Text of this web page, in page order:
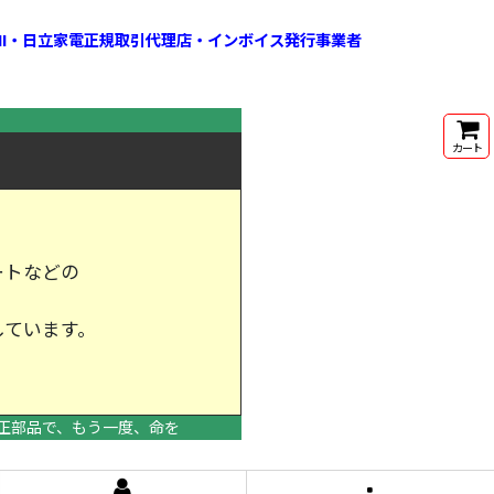
日立家電正規取引代理店・インボイス発行事業者
などの
います。
ます。
品で、もう一度、命を
カート